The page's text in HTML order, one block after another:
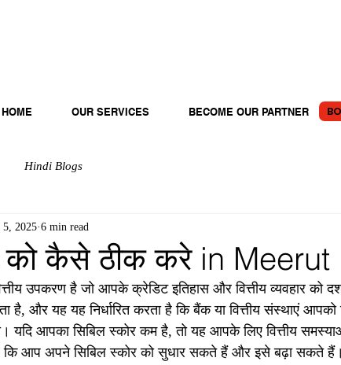
HOME OUR SERVICES BECOME OUR PARTNER
Hindi Blogs
को कैसे ठीक करे in Meerut
5, 2025 6 min read
उपकरण है जो आपके क्रेडिट इतिहास और वित्तीय व्यवहार को
है, और यह यह निर्धारित करता है कि बैंक या वित्तीय संस्थाएं
यदि आपका सिबिल स्कोर कम है, तो यह आपके लिए वित्तीय
आप अपने सिबिल स्कोर को सुधार सकते हैं और इसे बढ़ा सकते